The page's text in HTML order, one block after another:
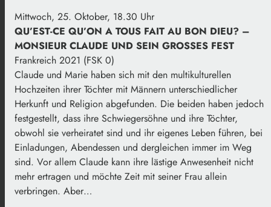
Mittwoch, 25. Oktober, 18.30 Uhr
QU’EST-CE QU’ON A TOUS FAIT AU BON DIEU? –
MONSIEUR CLAUDE UND SEIN GROSSES FEST
Frankreich 2021 (FSK 0)
Claude und Marie haben sich mit den multikulturellen
Hochzeiten ihrer Töchter mit Männern unterschiedlicher
Herkunft und Religion abgefunden. Die beiden haben jedoch
festgestellt, dass ihre Schwiegersöhne und ihre Töchter,
obwohl sie verheiratet sind und ihr eigenes Leben führen, bei
Einladungen, Abendessen und dergleichen immer im Weg
sind. Vor allem Claude kann ihre lästige Anwesenheit nicht
mehr ertragen und möchte Zeit mit seiner Frau allein
verbringen. Aber…